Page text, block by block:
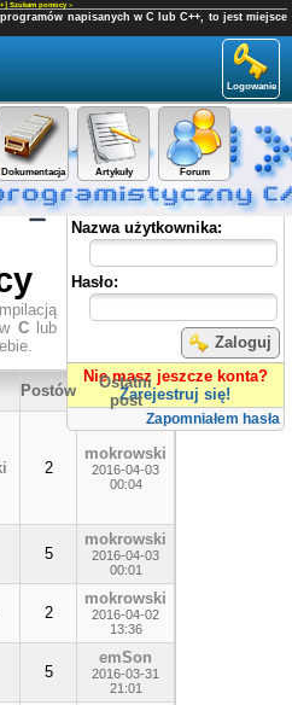
Szukam pomocy»
napisanych w C lub C++, to jest miejsce
Logowanie
Dokumentacja Artykuły Forum
Panel użytkownika
Nazwa użytkownika:
Hasło:
Zaloguj
Nie masz jeszcze konta?
Zarejestruj się!
Zapomniałem hasła
Club
Postów
Ostatni
post
2
mokrowski
2016-04-03
00:04
5
mokrowski
2016-04-03
00:01
2
mokrowski
2016-04-02
13:36
5
emSon
2016-03-31
21:01